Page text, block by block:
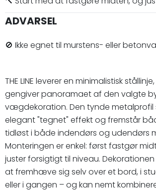
ADVARSEL
🚫 Ikke egnet til murstens- eller
THE LINE leverer en minimalistisk
gengiver panoramaet af den valgte
vægdekoration. Den tynde metalprofil
elegant "tegnet" effekt og fremstår
tidløst i både indendørs og udendørs
Monteringen er enkel: først fastgør
juster forsigtigt til niveau.
at fremhæve sig selv over et bord, i
eller i gangen – og kan nemt